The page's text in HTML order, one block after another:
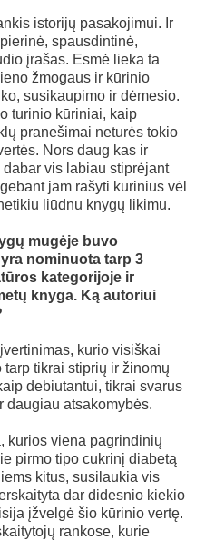
istorijų pasakojimui. Ir
spausdintinė,
įrašas. Esmė lieka ta
žmogaus ir kūrinio
susikaupimo ir dėmesio.
turinio kūriniai, kaip
pranešimai neturės tokio
Nors daug kas ir
vis labiau stiprėjant
jam rašyti kūrinius vėl
liūdnu knygų likimu.
mugėje buvo
nominuota tarp 3
kategorijoje ir
knyga. Ką autoriui
kurio visiškai
tikrai stiprių ir žinomų
debiutantui, tikrai svarus
daugiau atsakomybės.
kurios viena pagrindinių
pirmo tipo cukrinį diabetą
kitus, susilaukia vis
dar didesnio kiekio
įžvelgė šio kūrinio vertę.
rankose, kurie